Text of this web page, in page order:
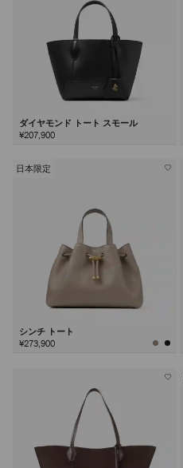
ダイヤモンド トート スモール
¥207,900
日本限定
シンチ トート
¥273,900